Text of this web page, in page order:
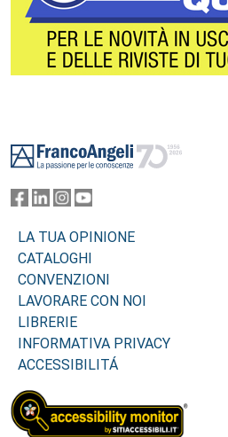
LA TUA OPINIONE
CATALOGHI
CONVENZIONI
LAVORARE CON NOI
LIBRERIE
INFORMATIVA PRIVACY
ACCESSIBILITÁ